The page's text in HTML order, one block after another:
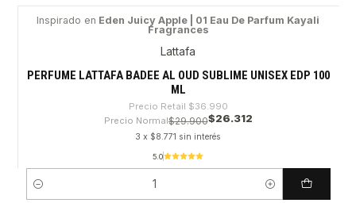
Inspirado en Eden Juicy Apple | 01 Eau De Parfum Kayali
Fragrances
Lattafa
PERFUME LATTAFA BADEE AL OUD SUBLIME UNISEX EDP 100
ML
Precio Retail $36.990
Precio Normal$29.900$26.312
3 x $8.771 sin interés
5.0
Cantidad